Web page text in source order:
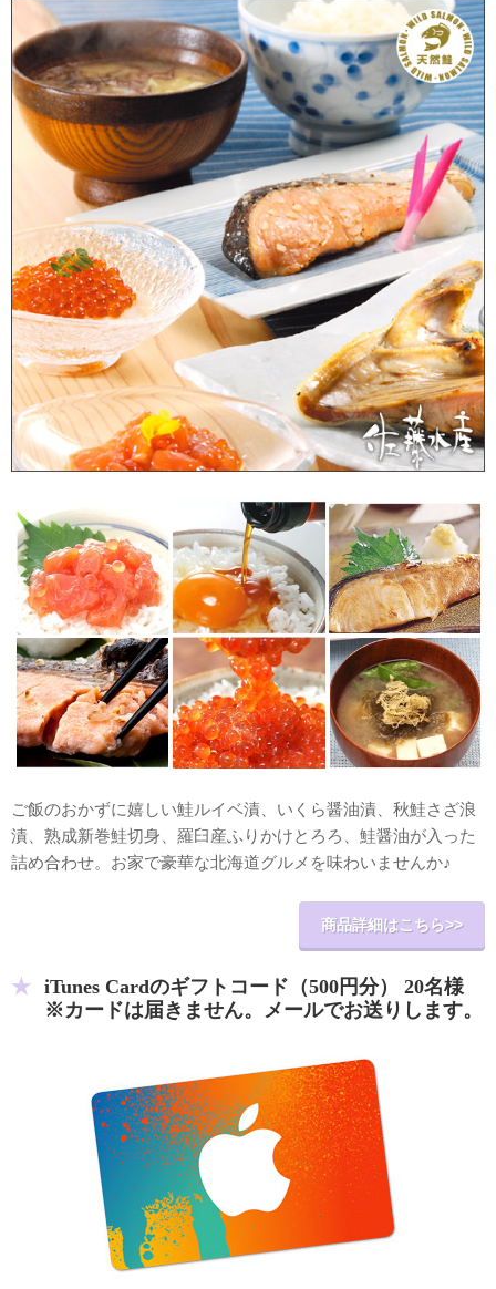
ご飯のおかずに嬉しい鮭ルイベ漬、いくら醤油漬、秋鮭さざ浪
漬、熟成新巻鮭切身、羅臼産ふりかけとろろ、鮭醤油が入った
詰め合わせ。お家で豪華な北海道グルメを味わいませんか♪
商品詳細はこちら>>
iTunes Cardのギフトコード（500円分） 20名様
※カードは届きません。メールでお送りします。